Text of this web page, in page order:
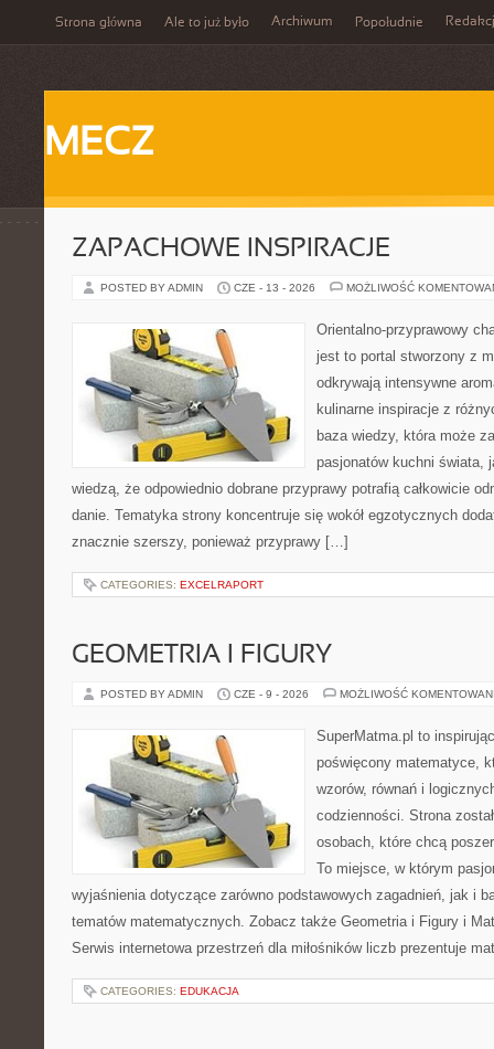
Strona główna Ale to już było Archiwum Popołudnie
MECZ
ZAPACHOWE INSPIRACJE
POSTED BY ADMIN CZE - 13 - 2026 MOŻLIWOŚĆ
Orientalno-przyprawowy
jest to portal stworzony z
odkrywają intensywne
kulinarne inspiracje z
baza wiedzy, która może
pasjonatów kuchni świata,
wiedzą, że odpowiednio dobrane przyprawy potrafią całkowicie
danie. Tematyka strony koncentruje się wokół egzotycznych
znacznie szerszy, ponieważ przyprawy […]
CATEGORIES: EXCELRAPORT
GEOMETRIA I FIGURY
POSTED BY ADMIN CZE - 9 - 2026 MOŻLIWOŚĆ
SuperMatma.pl to
poświęcony matematyce,
wzorów, równań i
codzienności. Strona
osobach, które chcą
To miejsce, w którym
wyjaśnienia dotyczące zarówno podstawowych zagadnień, jak i
tematów matematycznych. Zobacz także Geometria i Figury i
Serwis internetowa przestrzeń dla miłośników liczb prezentuje
CATEGORIES: EDUKACJA